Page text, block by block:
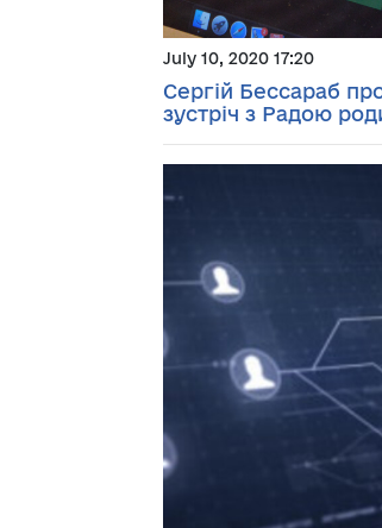
July 10, 2020 17:20
Сергій Бессараб
зустріч з Радою